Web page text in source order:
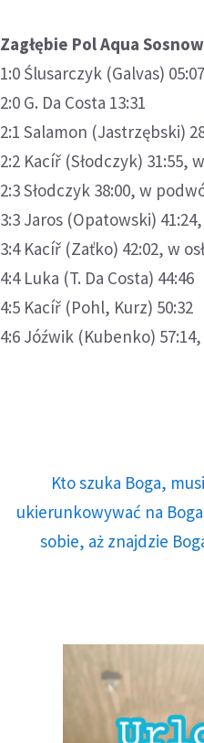
Zagłębie Pol Aqua
1:0 Ślusarczyk (Galvas) 05:07
2:0 G. Da Costa 13:31
2:1 Salamon (Jastrzębski)
2:2 Kacíř (Słodczyk) 31:55,
2:3 Słodczyk 38:00, w
3:3 Jaros (Opatowski)
3:4 Kacíř (Zaťko) 42:02, w
4:4 Luka (T. Da Costa) 44:46
4:5 Kacíř (Pohl, Kurz) 50:32
4:6 Jóźwik (Kubenko)
Kto szuka Boga,
ukierunkowywać na
sobie, aż znajdzie